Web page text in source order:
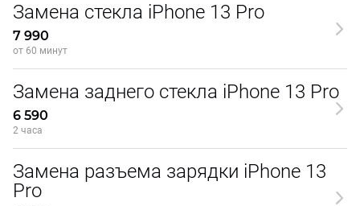
Замена стекла iPhone 13 Pro
7 990
от 60 минут
Замена заднего стекла iPhone 13 Pro
6 590
2 часа
Замена разъема зарядки iPhone 13
Pro